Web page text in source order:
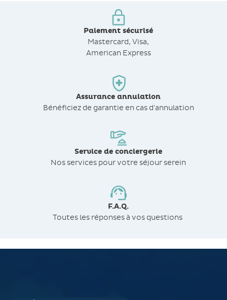
Paiement sécurisé
Mastercard, Visa,
American Express
Assurance annulation
Bénéficiez de garantie en cas d'annulation
Service de conciergerie
Nos services pour votre séjour serein
F.A.Q.
Toutes les réponses à vos questions